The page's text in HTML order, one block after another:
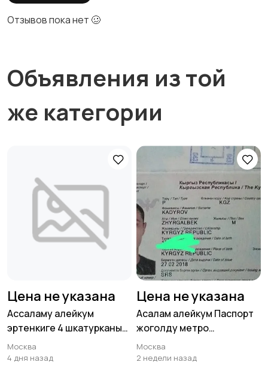
Отзывов пока нет 🥴
Объявления из той
же категории
Цена не указана
Ассаламу алейкум
эртенкиге 4 шкатурканы
жакшы
Москва
4 дня назад
Цена не указана
Асалам алейкум Паспорт
жоголду метро
Коломеская,
Москва
2 недели назад